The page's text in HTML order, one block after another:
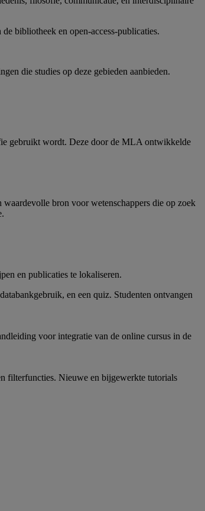
bibliotheek en open-access-publicaties.
die studies op deze gebieden aanbieden.
gebruikt wordt. Deze door de MLA ontwikkelde
bron voor wetenschappers die op zoek
en publicaties te lokaliseren.
en een quiz. Studenten ontvangen
voor integratie van de online cursus in de
filterfuncties. Nieuwe en bijgewerkte tutorials